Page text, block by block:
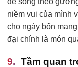
niềm vui của mình
cho ngày bổn
đại chính là món
Tầm quan